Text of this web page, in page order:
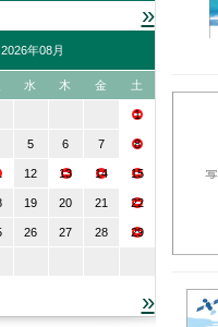
»
2026年08月
水 木 金 土
1
5 6 7 8
12 13 14 15
19 20 21 22
26 27 28 29
»